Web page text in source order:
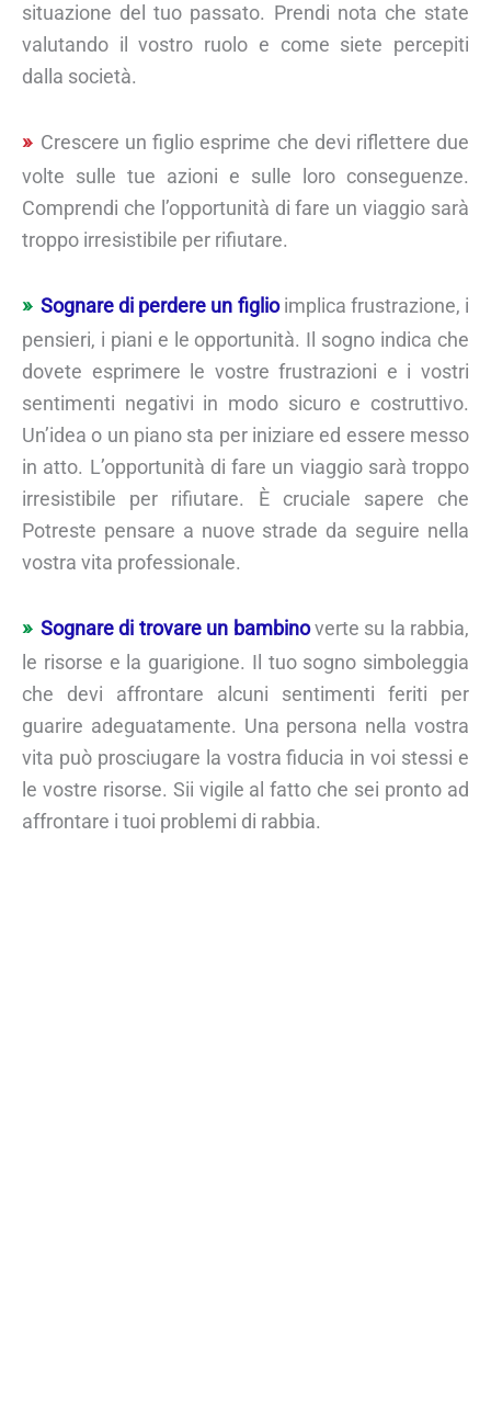
situazione del tuo passato. Prendi nota che state
valutando il vostro ruolo e come siete percepiti
dalla società.
Crescere un figlio esprime che devi riflettere due
volte sulle tue azioni e sulle loro conseguenze.
Comprendi che l’opportunità di fare un viaggio sarà
troppo irresistibile per rifiutare.
Sognare di perdere un figlioimplica frustrazione, i
pensieri, i piani e le opportunità. Il sogno indica che
dovete esprimere le vostre frustrazioni e i vostri
sentimenti negativi in modo sicuro e costruttivo.
Un’idea o un piano sta per iniziare ed essere messo
in atto. L’opportunità di fare un viaggio sarà troppo
irresistibile per rifiutare. È cruciale sapere che
Potreste pensare a nuove strade da seguire nella
vostra vita professionale.
Sognare di trovare un bambinoverte su la rabbia,
le risorse e la guarigione. Il tuo sogno simboleggia
che devi affrontare alcuni sentimenti feriti per
guarire adeguatamente. Una persona nella vostra
vita può prosciugare la vostra fiducia in voi stessi e
le vostre risorse. Sii vigile al fatto che sei pronto ad
affrontare i tuoi problemi di rabbia.